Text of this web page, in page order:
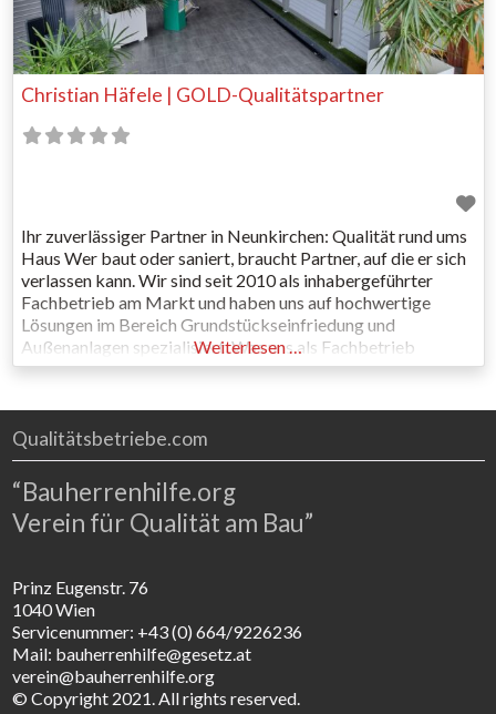
Christian Häfele | GOLD-Qualitätspartner
Ihr zuverlässiger Partner in Neunkirchen: Qualität rund ums
Haus Wer baut oder saniert, braucht Partner, auf die er sich
verlassen kann. Wir sind seit 2010 als inhabergeführter
Fachbetrieb am Markt und haben uns auf hochwertige
Lösungen im Bereich Grundstückseinfriedung und
Außenanlagen spezialisiert. Was uns als Fachbetrieb
auszeichnet: Beständigkeit: Seit 2017 ist unser Firmensitz
Weiterlesen …
Qualitätsbetriebe.com
“Bauherrenhilfe.org
Verein für Qualität am Bau”
Prinz Eugenstr. 76
1040 Wien
Servicenummer: +43 (0) 664/9226236
Mail: bauherrenhilfe@gesetz.at
verein@bauherrenhilfe.org
© Copyright 2021. All rights reserved.